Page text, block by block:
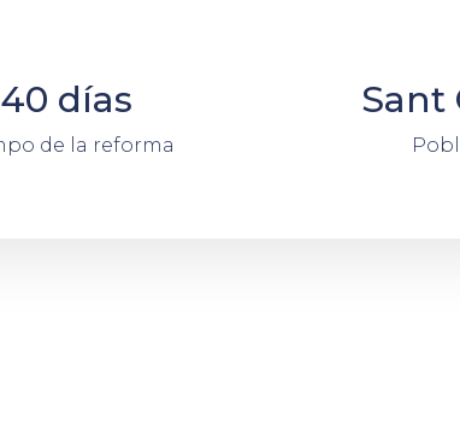
40 días
de la reforma
Sant